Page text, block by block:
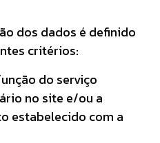
dos dados é definido
critérios:
do serviço
no site e/ou a
estabelecido com a